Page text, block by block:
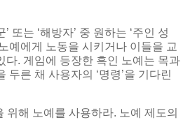
또는 ‘해방자’ 중 원하는 ‘주인 성
예에게 노동을 시키거나 이들을 교
다. 게임에 등장한 흑인 노예는 목과
두른 채 사용자의 ‘명령’을 기다린
위해 노예를 사용하라. 노예 제도의